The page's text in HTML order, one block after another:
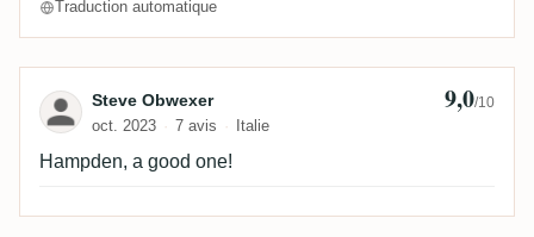
Traduction automatique
Avis de Steve Obwexer
Steve Obwexer
oct. 2023 7 avis Italie
9,0/10
Hampden, a good one!